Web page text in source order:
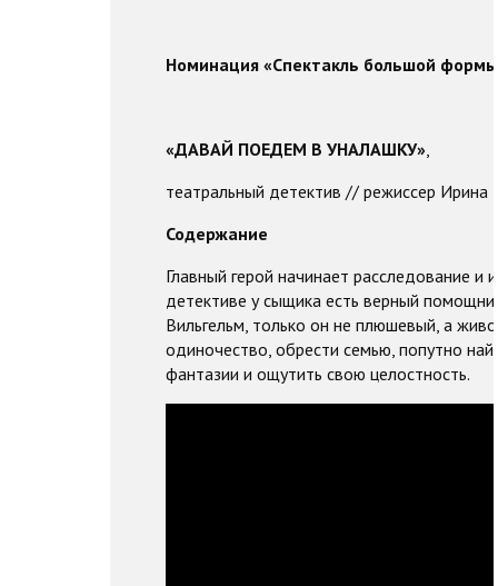
Номинация «Спектакль большой
«ДАВАЙ ПОЕДЕМ В УНАЛАШКУ»,
театральный детектив // режиссер
Содержание
Главный герой начинает расследование и
детективе у сыщика есть верный
Вильгельм, только он не плюшевый, а
одиночество, обрести семью, попутно
фантазии и ощутить свою целостность.